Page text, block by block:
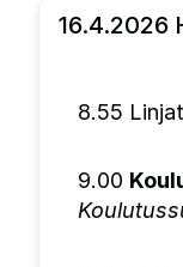
16.4.2026
8.55
9.00